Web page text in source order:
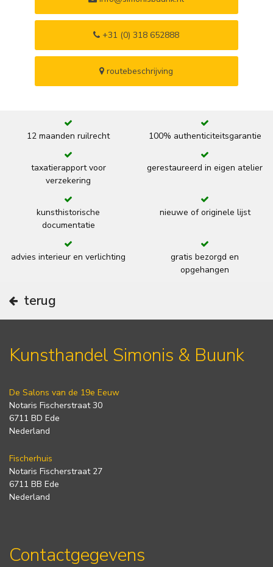
+31 (0) 318 652888
routebeschrijving
12 maanden ruilrecht 100% authenticiteitsgarantie
taxatierapport voor
verzekering
gerestaureerd in eigen atelier
kunsthistorische
documentatie
nieuwe of originele lijst
advies interieur en verlichting
gratis bezorgd en
opgehangen
terug
Kunsthandel Simonis & Buunk
De Salons van de 19e Eeuw
Notaris Fischerstraat 30
6711 BD Ede
Nederland
Fischerhuis
Notaris Fischerstraat 27
6711 BB Ede
Nederland
Contactgegevens